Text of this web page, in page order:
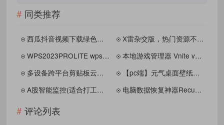
同类推荐
西瓜抖音视频下载绿色单文件
X雷杂交版，热门资源不限速！
WPS2023PROLITE wps2023绿化版
本地游戏管理器 Vnite v4.6.0
多设备跨平台剪贴板云端同步工具 SyncClipboard V3.1.8
【pc端】元气桌面壁纸下载器
A股智能监控(适合打工人盯盘）
电脑数据恢复神器Recuva_v1.55.133绿色版
评论列表